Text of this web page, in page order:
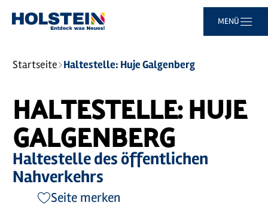
MENÜ
Sie
sind
Startseite Haltestelle: Huje Galgenberg
HALTESTELLE: HUJE
GALGENBERG
Haltestelle des öffentlichen
Nahverkehrs
Seite merken